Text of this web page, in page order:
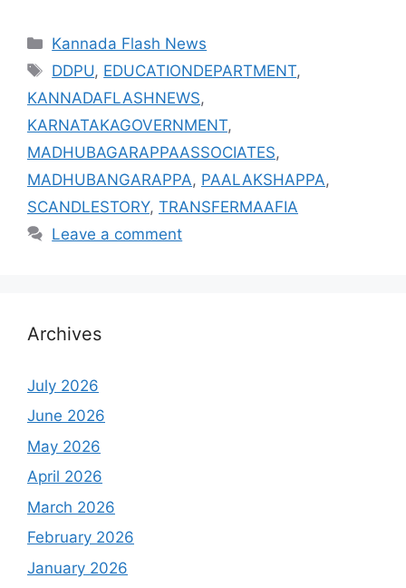
Categories
Kannada Flash News
Tags
DDPU, EDUCATIONDEPARTMENT,
KANNADAFLASHNEWS,
KARNATAKAGOVERNMENT,
MADHUBAGARAPPAASSOCIATES,
MADHUBANGARAPPA, PAALAKSHAPPA,
SCANDLESTORY, TRANSFERMAAFIA
Leave a comment
Archives
July 2026
June 2026
May 2026
April 2026
March 2026
February 2026
January 2026